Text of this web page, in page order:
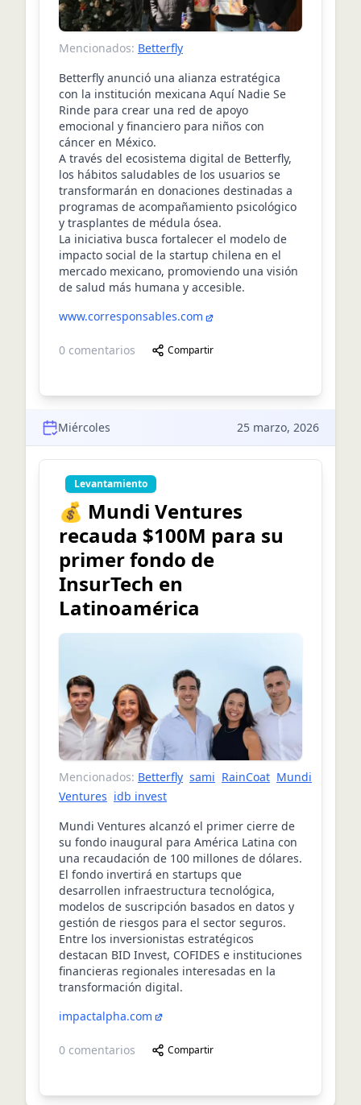
Mencionados: Betterfly
Betterfly anunció una alianza estratégica
con la institución mexicana Aquí Nadie Se
Rinde para crear una red de apoyo
emocional y financiero para niños con
cáncer en México.
A través del ecosistema digital de Betterfly,
los hábitos saludables de los usuarios se
transformarán en donaciones destinadas a
programas de acompañamiento psicológico
y trasplantes de médula ósea.
La iniciativa busca fortalecer el modelo de
impacto social de la startup chilena en el
mercado mexicano, promoviendo una visión
de salud más humana y accesible.
www.corresponsables.com
0 comentarios Compartir
Miércoles 25 marzo, 2026
Levantamiento
💰 Mundi Ventures
recauda $100M para su
primer fondo de
InsurTech en
Latinoamérica
Mencionados: Betterfly sami RainCoat Mundi
Ventures idb invest
Mundi Ventures alcanzó el primer cierre de
su fondo inaugural para América Latina con
una recaudación de 100 millones de dólares.
El fondo invertirá en startups que
desarrollen infraestructura tecnológica,
modelos de suscripción basados en datos y
gestión de riesgos para el sector seguros.
Entre los inversionistas estratégicos
destacan BID Invest, COFIDES e instituciones
financieras regionales interesadas en la
transformación digital.
impactalpha.com
0 comentarios Compartir